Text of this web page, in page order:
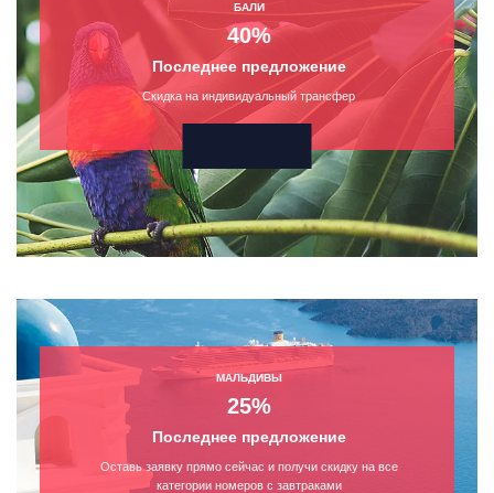
БАЛИ
40%
Последнее предложение
Скидка на индивидуальный трансфер
МАЛЬДИВЫ
25%
Последнее предложение
Оставь заявку прямо сейчас и получи скидку на все
категории номеров с завтраками